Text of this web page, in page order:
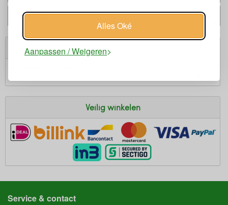
Alles Oké
Aanpassen / Weigeren
Gerelateerde producten
Winkelwagen
Veilig winkelen
Service & contact